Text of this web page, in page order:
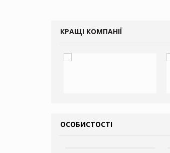
КРАЩІ КОМПАНІЇ
ОСОБИСТОСТІ